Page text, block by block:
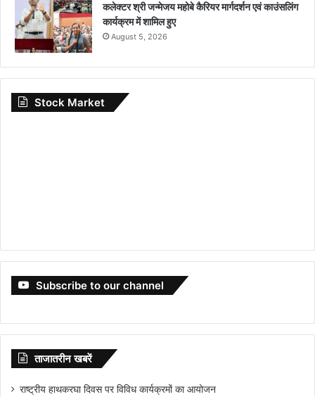
कलेक्टर श्री जन्मेजय महोबे कैरियर मार्गदर्शन एवं काउंसलिंग
कार्यक्रम में शामिल हुए
August 5, 2026
Stock Market
Subscribe to our channel
ताजातरीन खबरें
राष्ट्रीय हाथकरघा दिवस पर विविध कार्यक्रमों का आयोजन